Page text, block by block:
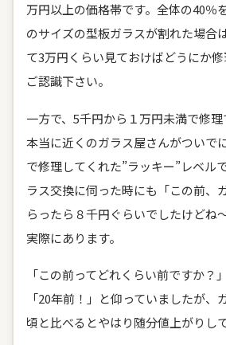
万円以上の価格帯です。全体の40％
のサイズの型板ガラスが割れた場合
て3万円くらい見ておけばどうにか
ご認識下さい。
一方で、5千円から１万円未満で修理
本当に近くのガラス屋さんがついで
で修理してくれた”ラッキー”レベル
ラス交換に伺った時にも「この前、
らったら８千円ぐらいでしたけどね
実際にあります。
「この前ってどれくらい前ですか？
「20年前！」と仰っていましたが、
頃と比べるとやはり随分値上がりし